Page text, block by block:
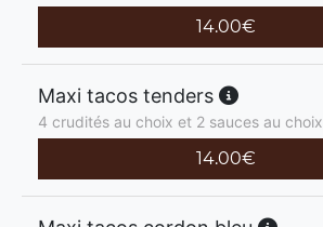
14.00€
Maxi tacos tenders
4 crudités au choix et 2 sauces au choix
14.00€